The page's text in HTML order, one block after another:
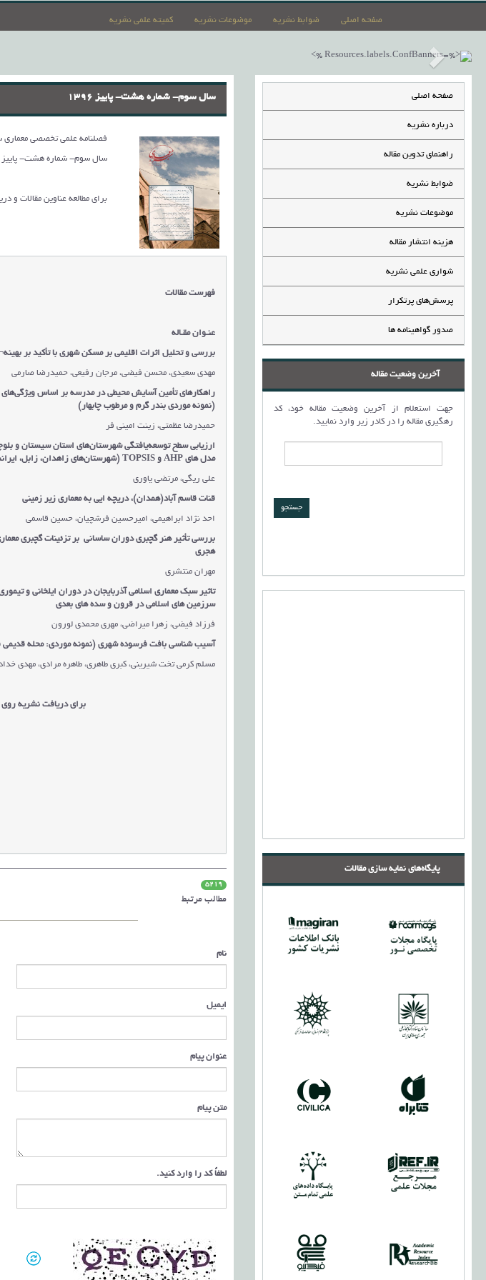
صفحه اصلی ضوابط نشریه موضوعات نشریه کمیته علمی نشریه
صفحه اصلی
درباره نشریه
راهنمای تدوین مقاله
ضوابط نشریه
موضوعات نشریه
هزینه انتشار مقاله
شواری علمی نشریه
پرسش‌های پرتکرار
صدور گواهینامه ها
آخرین وضعیت مقاله
جهت استعلام از آخرین وضعیت مقاله خود، کد
رهگیری مقاله را در کادر زیر وارد نمایید.
پایگاه‌های نمایه سازی مقالات
سال سوم- شماره هشت- پاییز 1396
فصلنامه علمی تخصصی معماری
سال سوم- شماره هشت- پاییز 1396
برای مطالعه عناوین مقالات و
فهرست مقالات
عنـوان مقـاله
بررسی و تحلیل اثرات اقلیمی بر مسکن شهری با تأکید بر بهینه
مهدی سعیدی، محسن فیضی، مرجان رفیعی، حمیدرضا صارمی
راهکارهای تأمین آسایش محیطی در مدرسه بر اساس ویژگی‌های
(نمونه موردی بندر گرم و مرطوب چابهار)
حمیدرضا عظمتی، زینت امینی فر
ارزیابی سطح توسعه‌یافتگی شهرستان‌های استان سیستان و
مدل هایAHP وTOPSIS (شهرستان‌های زاهدان، زابل،
علی ریگی، مرتضی یاوری
قنات قاسم آباد(همدان)، دریچه ایی به معماری زیر زمینی
احد نژاد ابراهیمی، امیرحسین فرشچیان، حسین قاسمی
هجری
مهران منتشری
تاثیر سبک معماری اسلامی آذربایجان در دوران ایلخانی و
سرزمین های اسلامی در قرون و سده های بعدی
فرزاد فیضی، زهرا میراضی، مهری محمدی لورون
آسیب شناسی بافت فرسوده شهری (نمونه موردی: محله
مسلم کرمی تخت شیرینی، کبری طاهری، طاهره مرادی، مهدی
برای دریافت نشریه روی
5219
مطالب مرتبط
نام
ایمیل
عنوان پیام
متن پیام
لطفاً کد را وارد کنید.